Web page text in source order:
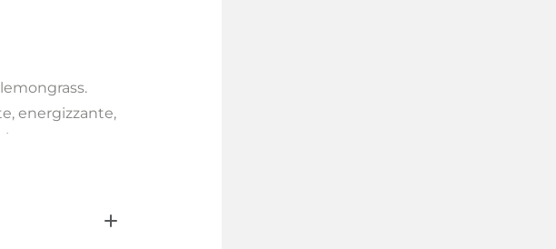
energizzante,
cuoio